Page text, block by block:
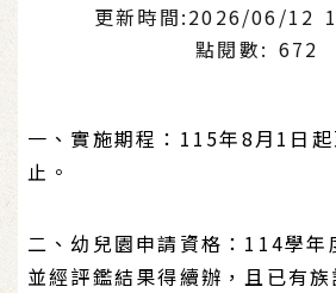
更新時間:2026/06/12
點閱數: 672
一、實施期程：115年8月1日
止。
二、幼兒園申請資格：114學年
並經評鑑結果得續辦，且已有